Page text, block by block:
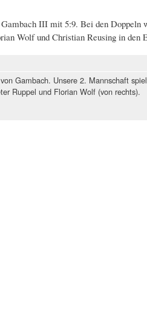
III mit 5:9. Bei den Doppeln
Wolf und Christian Reusing in den
Gambach. Unsere 2. Mannschaft
Ruppel und Florian Wolf (von rechts).